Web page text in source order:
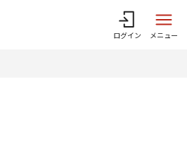
ログイン メニュー